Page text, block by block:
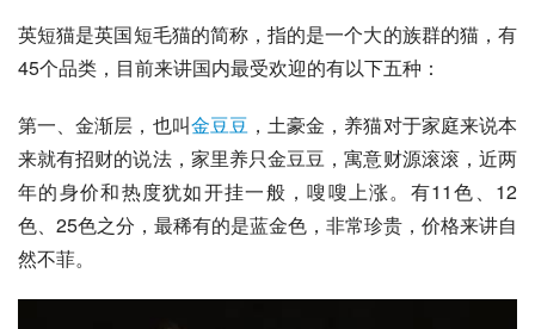
英短猫是英国短毛猫的简称，指的是一个大的族群的猫，有
45个品类，目前来讲国内最受欢迎的有以下五种：
第一、金渐层，也叫金豆豆，土豪金，养猫对于家庭来说本
来就有招财的说法，家里养只金豆豆，寓意财源滚滚，近两
年的身价和热度犹如开挂一般，嗖嗖上涨。有11色、12
色、25色之分，最稀有的是蓝金色，非常珍贵，价格来讲自
然不菲。